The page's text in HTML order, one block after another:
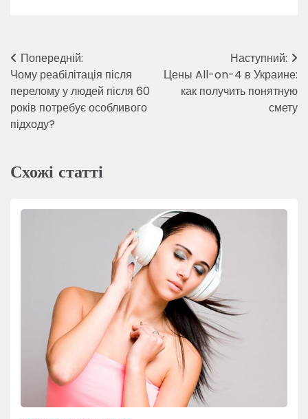
Навігація
записів
Попередній:
Чому реабілітація після
перелому у людей після 60
років потребує особливого
підходу?
Наступний:
Цены All-on-4 в Украине:
как получить понятную
смету
Схожі статті